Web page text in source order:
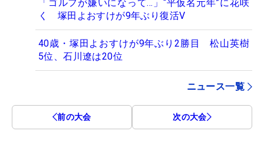
「ゴルフが嫌いになって…」“平仮名元年”に花咲
く 塚田よおすけが9年ぶり復活V
40歳・塚田よおすけが9年ぶり2勝目 松山英樹
5位、石川遼は20位
ニュース一覧
前の大会 次の大会